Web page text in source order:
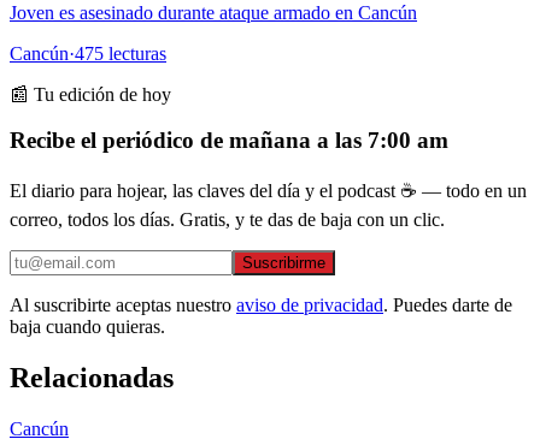
Joven es asesinado durante ataque armado en Cancún
Cancún·475 lecturas
📰 Tu edición de hoy
Recibe el periódico de mañana a las 7:00 am
El diario para hojear, las claves del día y el podcast ☕ — todo en un
correo, todos los días. Gratis, y te das de baja con un clic.
Suscribirme
Al suscribirte aceptas nuestro aviso de privacidad. Puedes darte de
baja cuando quieras.
Relacionadas
Cancún